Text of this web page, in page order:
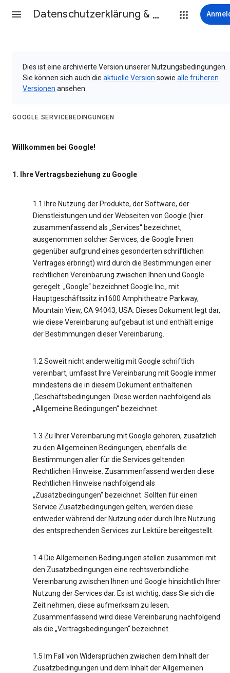
Datenschutzerklärung & Nutzungsbedingungen
Dies ist eine archivierte Version unserer Nutzungsbedingungen.
Sie können sich auch die aktuelle Version sowie alle früheren
Versionen ansehen.
GOOGLE SERVICEBEDINGUNGEN
Willkommen bei Google!
1. Ihre Vertragsbeziehung zu Google
1.1 Ihre Nutzung der Produkte, der Software, der
Dienstleistungen und der Webseiten von Google (hier
zusammenfassend als „Services“ bezeichnet,
ausgenommen solcher Services, die Google Ihnen
gegenüber aufgrund eines gesonderten schriftlichen
Vertrages erbringt) wird durch die Bestimmungen einer
rechtlichen Vereinbarung zwischen Ihnen und Google
geregelt. „Google“ bezeichnet Google Inc., mit
Hauptgeschäftssitz in1600 Amphitheatre Parkway,
Mountain View, CA 94043, USA. Dieses Dokument legt dar,
wie diese Vereinbarung aufgebaut ist und enthält einige
der Bestimmungen dieser Vereinbarung.
1.2 Soweit nicht anderweitig mit Google schriftlich
vereinbart, umfasst Ihre Vereinbarung mit Google immer
mindestens die in diesem Dokument enthaltenen
‚Geschäftsbedingungen. Diese werden nachfolgend als
„Allgemeine Bedingungen“ bezeichnet.
1.3 Zu Ihrer Vereinbarung mit Google gehören, zusätzlich
zu den Allgemeinen Bedingungen, ebenfalls die
Bestimmungen aller für die Services geltenden
Rechtlichen Hinweise. Zusammenfassend werden diese
Rechtlichen Hinweise nachfolgend als
„Zusatzbedingungen“ bezeichnet. Sollten für einen
Service Zusatzbedingungen gelten, werden diese
entweder während der Nutzung oder durch Ihre Nutzung
des entsprechenden Services zur Lektüre bereitgestellt.
1.4 Die Allgemeinen Bedingungen stellen zusammen mit
den Zusatzbedingungen eine rechtsverbindliche
Vereinbarung zwischen Ihnen und Google hinsichtlich Ihrer
Nutzung der Services dar. Es ist wichtig, dass Sie sich die
Zeit nehmen, diese aufmerksam zu lesen.
Zusammenfassend wird diese Vereinbarung nachfolgend
als die „Vertragsbedingungen“ bezeichnet.
1.5 Im Fall von Widersprüchen zwischen dem Inhalt der
Zusatzbedingungen und dem Inhalt der Allgemeinen